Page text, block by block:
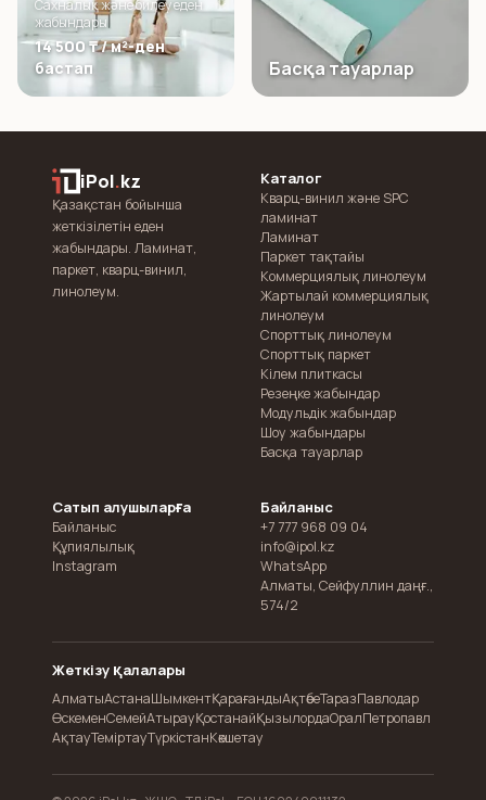
Сахналық және билеу еден
жабындары
14 500 ₸ / м²-ден
бастап
Басқа тауарлар
iPol.kz
Қазақстан бойынша
жеткізілетін еден
жабындары. Ламинат,
паркет, кварц-винил,
линолеум.
Каталог
Кварц-винил және SPC
ламинат
Ламинат
Паркет тақтайы
Коммерциялық линолеум
Жартылай коммерциялық
линолеум
Спорттық линолеум
Спорттық паркет
Кілем плиткасы
Резеңке жабындар
Модульдік жабындар
Шоу жабындары
Басқа тауарлар
Сатып алушыларға
Байланыс
Құпиялылық
Instagram
Байланыс
+7 777 968 09 04
info@ipol.kz
WhatsApp
Алматы, Сейфуллин даңғ.,
574/2
Жеткізу қалалары
АлматыАстанаШымкентҚарағандыАқтөбеТаразПавлодар
ӨскеменСемейАтырауҚостанайҚызылордаОралПетропавл
АқтауТеміртауТүркістанКөкшетау